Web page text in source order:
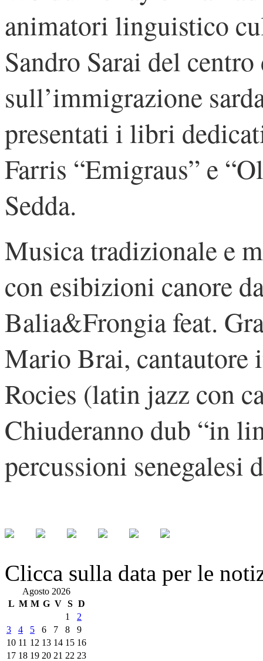
animatori linguistico
Sandro Sarai del
sull’immigrazione
presentati i libri
Farris “Emigraus” e
Sedda.
Musica tradizionale e
con esibizioni canore
Balia&Frongia feat.
Mario Brai,
Rocies (latin jazz con
Chiuderanno dub “in
percussioni
Clicca sulla data per le
Agosto 2026
L M M G V S D
1
2
3
4 5 6 7 8
9
10 11 12 13 14 15 16
17 18 19 20 21 22 23